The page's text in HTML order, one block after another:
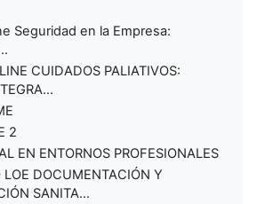
Seguridad en la Empresa:
CUIDADOS PALIATIVOS:
2
EN ENTORNOS PROFESIONALES
LOE DOCUMENTACIÓN Y
SANITA...